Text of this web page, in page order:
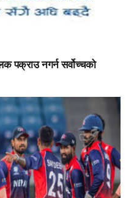
पक्राउ नगर्न सर्वोच्चको